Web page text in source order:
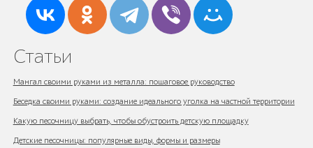
Статьи
Мангал своими руками из металла: пошаговое руководство
Беседка своими руками: создание идеального уголка на частной территории
Какую песочницу выбрать, чтобы обустроить детскую площадку
Детские песочницы: популярные виды, формы и размеры